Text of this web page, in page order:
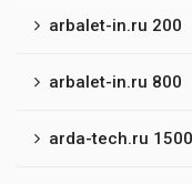
arbalet-in.ru 200
arbalet-in.ru 800
arda-tech.ru 1500